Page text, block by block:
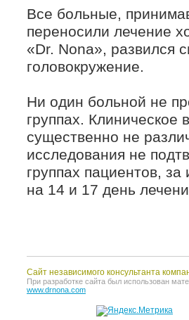
Все больные,
переносили лечение
«Dr. Nona», развился
головокружение.
Ни один больной не
группах.
существенно не
исследования не
группах пациентов,
на 14 и 17 день
Сайт независимого консультанта
При разработке сайта был использован
www.drnona.com